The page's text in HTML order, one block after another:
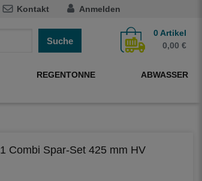
Kontakt Anmelden
Suche
0Artikel
0,00 €
REGENTONNE ABWASSER
Combi Spar-Set 425 mm HV